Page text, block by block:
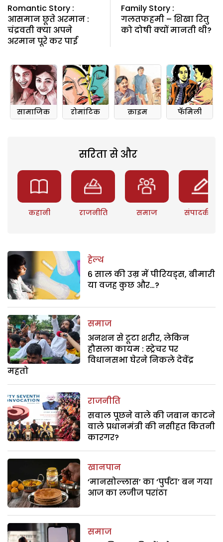
Romantic Story :
आसमान छूते अरमान :
चंद्रवती क्या अपने
अरमान पूरे कर पाई
Family Story :
गलतफहमी – शिखा रितु
को दोषी क्यों मानती थी?
सामाजिक रोमांटिक क्राइम फॅमिली
सरिता से और
कहानी राजनीति समाज संपादकीय
हेल्थ
6 साल की उम्र में पीरियड्स, बीमारी
या वजह कुछ और…?
समाज
अनशन से टूटा शरीर, लेकिन
हौसला कायम : स्ट्रेचर पर
विधानसभा घेरने निकले देवेंद्र
महतो
राजनीति
सवाल पूछने वाले की जबान काटने
वाले प्रधानमंत्री की नसीहत कितनी
कारगर?
खानपान
‘मानसोल्लास’ का ‘पुर्पटा’ बन गया
आज का लजीज परांठा
समाज